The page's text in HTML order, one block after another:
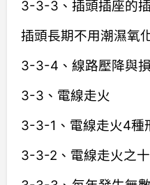
3-3-3、插頭插座的
插頭長期不用潮濕氧
3-3-4、線路壓降與
3-3、電線走火
3-3-1、電線走火4種
3-3-2、電線走火之十